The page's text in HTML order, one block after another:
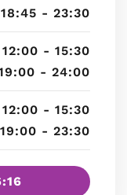
18:45 - 23:30
12:00 - 15:30
- 24:00
12:00 - 15:30
19:00 - 23:30